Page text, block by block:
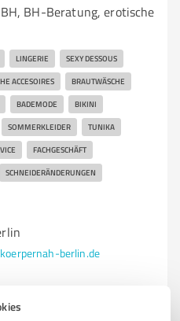
BH-Beratung, erotische
LINGERIE SEXY DESSOUS
ACCESOIRES BRAUTWÄSCHE
BADEMODE BIKINI
SOMMERKLEIDER TUNIKA
FACHGESCHÄFT
SCHNEIDERÄNDERUNGEN
berlin.de